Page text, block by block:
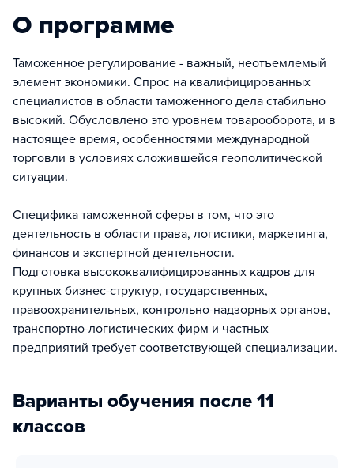
О программе
Таможенное регулирование - важный, неотъемлемый
элемент экономики. Спрос на квалифицированных
специалистов в области таможенного дела стабильно
высокий. Обусловлено это уровнем товарооборота, и в
настоящее время, особенностями международной
торговли в условиях сложившейся геополитической
ситуации.
Специфика таможенной сферы в том, что это
деятельность в области права, логистики, маркетинга,
финансов и экспертной деятельности.
Подготовка высококвалифицированных кадров для
крупных бизнес-структур, государственных,
правоохранительных, контрольно-надзорных органов,
транспортно-логистических фирм и частных
предприятий требует соответствующей специализации.
Варианты обучения после 11
классов